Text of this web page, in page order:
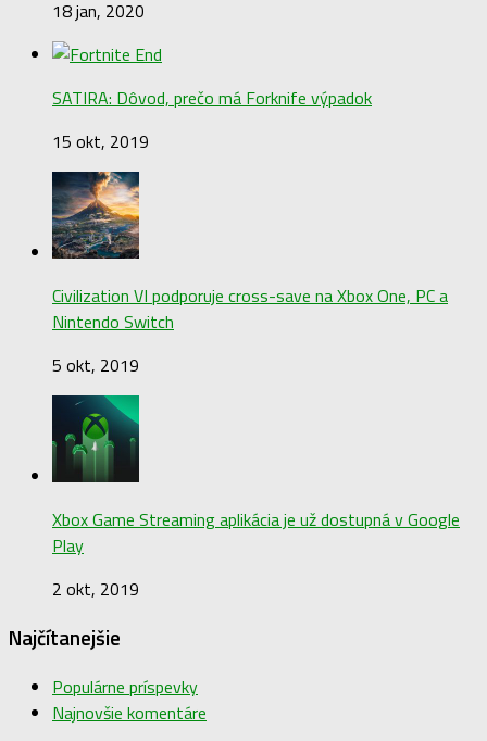
18 jan, 2020
SATIRA: Dôvod, prečo má Forknife výpadok
15 okt, 2019
Civilization VI podporuje cross-save na Xbox One, PC a
Nintendo Switch
5 okt, 2019
Xbox Game Streaming aplikácia je už dostupná v Google
Play
2 okt, 2019
Najčítanejšie
Populárne príspevky
Najnovšie komentáre